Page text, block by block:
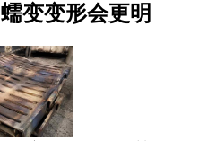
变变形会更明